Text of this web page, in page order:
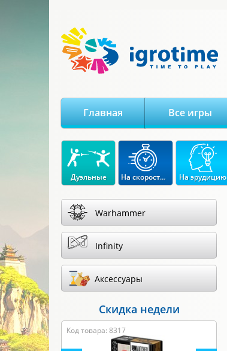
Главная Все игры
Дуэльные На скорость реакции На эрудицию
Warhammer
Infinity
Аксессуары
Скидка недели
Код товара: 8317